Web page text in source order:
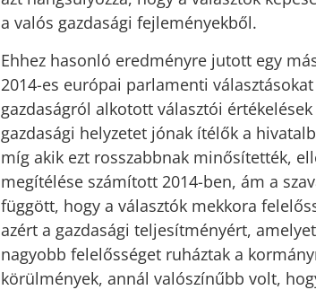
a valós gazdasági fejleményekből.
Ehhez hasonló eredményre jutott egy
2014-es európai parlamenti
gazdaságról alkotott választói
gazdasági helyzetet jónak ítélők a
míg akik ezt rosszabbnak minősítették,
megítélése számított 2014-ben, ám a
függött, hogy a választók mekkora
azért a gazdasági teljesítményért,
nagyobb felelősséget ruháztak a
körülmények, annál valószínűbb volt,